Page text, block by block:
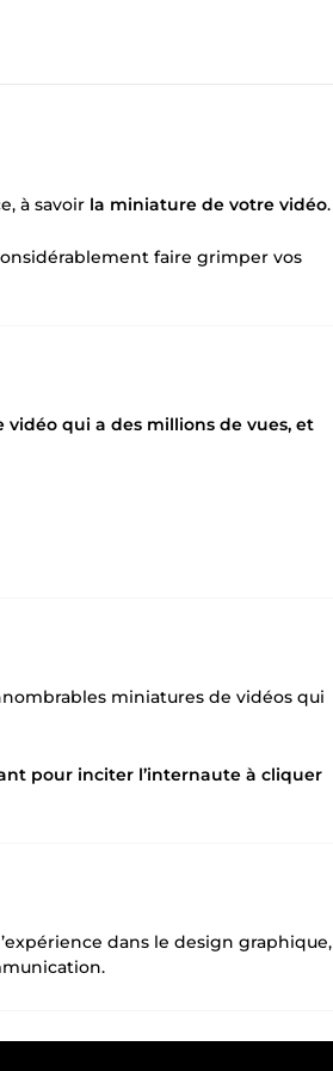
à savoir la miniature de votre vidéo.
faire grimper vos
qui a des millions de vues, et
miniatures de vidéos qui
pour inciter l’internaute à cliquer
dans le design graphique,